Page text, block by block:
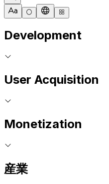
Development
User Acquisition
Monetization
産業